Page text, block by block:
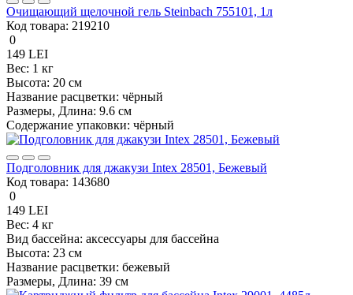
Очищающий щелочной гель Steinbach 755101, 1л
Код товара: 219210
0
149 LEI
Вес: 1 кг
Высота: 20 см
Название расцветки: чёрный
Размеры, Длина: 9.6 см
Содержание упаковки: чёрный
Подголовник для джакузи Intex 28501, Бежевый
Код товара: 143680
0
149 LEI
Вес: 4 кг
Вид бассейна: аксессуары для бассейна
Высота: 23 см
Название расцветки: бежевый
Размеры, Длина: 39 см